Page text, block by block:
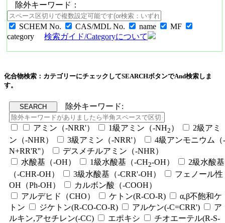
除外キーワード：
SCHEM No. CAS/MDL No. name
MF
category
検索ガイド/Categoryについて
化合物検索：カテゴリーにチェックしてSEARCHボタンでAnd検索しま
す。
除外キーワード:
アミン（-NRR'） 1級アミン（-NH2 ）
2級アミ
ン（-NHR）
3級アミン（-NRR'）
4級アンモニウム（-
N+RR'R''）
デスメチルアミン（-NHR）
水酸基（-OH）
1級水酸基（-CH2-OH）
2級水酸基
（-CHR-OH）
3級水酸基（-CRR'-OH）
フェノール性
OH（Ph-OH）
カルボン酸（-COOH）
アルデヒド（CHO）
ケトン(R-CO-R)
α,β不飽和ケ
トン
ジケトン(R-CO-CO-R) アルケン(-C=CRR')
ア
ルキン,アセチレン(-CC)
エポキシ
チオエーテル(R-S-